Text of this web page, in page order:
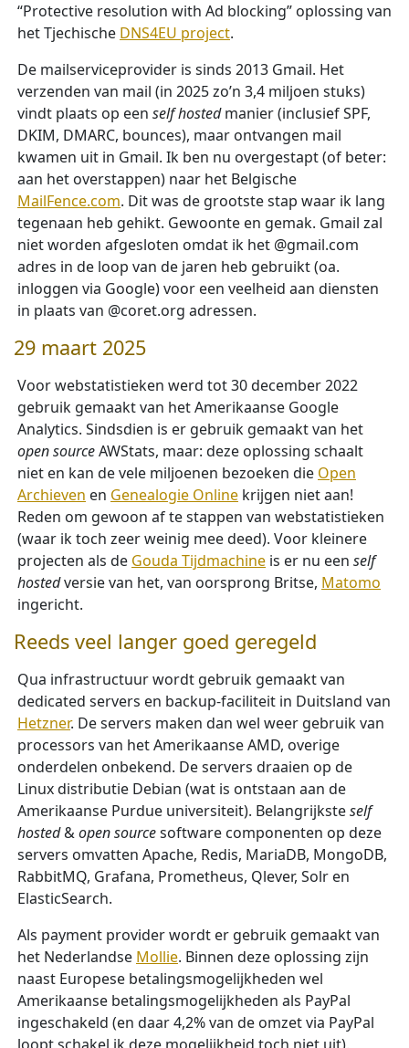
“Protective resolution with Ad blocking” oplossing van
het Tjechische DNS4EU project.
De mailserviceprovider is sinds 2013 Gmail. Het
verzenden van mail (in 2025 zo’n 3,4 miljoen stuks)
vindt plaats op een self hostedmanier (inclusief SPF,
DKIM, DMARC, bounces), maar ontvangen mail
kwamen uit in Gmail. Ik ben nu overgestapt (of beter:
aan het overstappen) naar het Belgische
MailFence.com. Dit was de grootste stap waar ik lang
tegenaan heb gehikt. Gewoonte en gemak. Gmail zal
niet worden afgesloten omdat ik het @gmail.com
adres in de loop van de jaren heb gebruikt (oa.
inloggen via Google) voor een veelheid aan diensten
in plaats van @coret.org adressen.
29 maart 2025
Voor webstatistieken werd tot 30 december 2022
gebruik gemaakt van het Amerikaanse Google
Analytics. Sindsdien is er gebruik gemaakt van het
open sourceAWStats, maar: deze oplossing schaalt
niet en kan de vele miljoenen bezoeken die Open
Archieven en Genealogie Online krijgen niet aan!
Reden om gewoon af te stappen van webstatistieken
(waar ik toch zeer weinig mee deed). Voor kleinere
projecten als de Gouda Tijdmachine is er nu een self
hostedversie van het, van oorsprong Britse, Matomo
ingericht.
Reeds veel langer goed geregeld
Qua infrastructuur wordt gebruik gemaakt van
dedicated servers en backup-faciliteit in Duitsland van
Hetzner. De servers maken dan wel weer gebruik van
processors van het Amerikaanse AMD, overige
onderdelen onbekend. De servers draaien op de
Linux distributie Debian (wat is ontstaan aan de
Amerikaanse Purdue universiteit). Belangrijksteself
hosted&open sourcesoftware componenten op deze
servers omvatten Apache, Redis, MariaDB, MongoDB,
RabbitMQ, Grafana, Prometheus, Qlever, Solr en
ElasticSearch.
Als payment provider wordt er gebruik gemaakt van
het Nederlandse Mollie. Binnen deze oplossing zijn
naast Europese betalingsmogelijkheden wel
Amerikaanse betalingsmogelijkheden als PayPal
ingeschakeld (en daar 4,2% van de omzet via PayPal